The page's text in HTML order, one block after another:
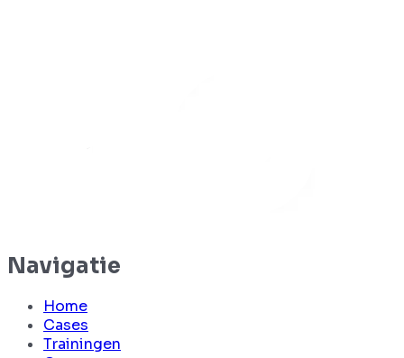
Navigatie
Home
Cases
Trainingen